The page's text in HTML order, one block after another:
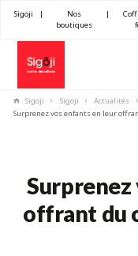
Sigoji |
Nos
boutiques
|
Sigoji Sigoji
Actualités
Surprenez vos enfants en leur
Surprenez
offrant du